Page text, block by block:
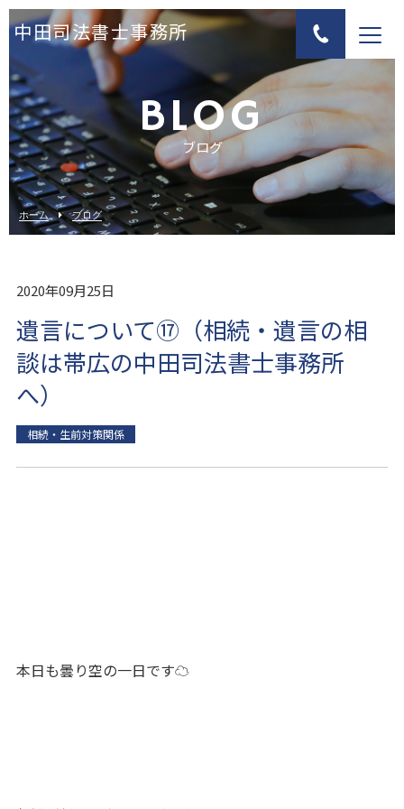
中田司法書士事務所
BLOG
ブログ
ホーム ブログ
2020年09月25日
遺言について⑰（相続・遺言の相
談は帯広の中田司法書士事務所
へ）
相続・生前対策関係
本日も曇り空の一日です☁